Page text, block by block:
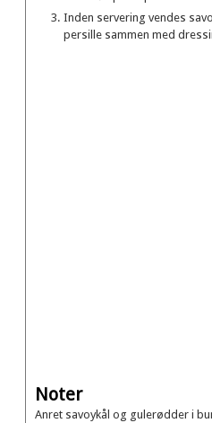
Inden servering vendes
persille sammen med
Noter
Anret savoykål og gulerødder i